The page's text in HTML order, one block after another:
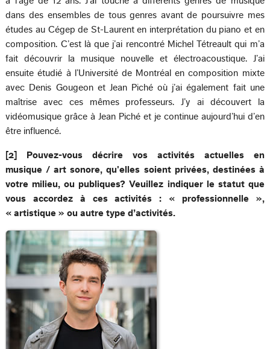
dans des ensembles de tous genres avant de poursuivre mes
études au Cégep de St-Laurent en interprétation du piano et en
composition. C’est là que j’ai rencontré Michel Tétreault qui m’a
fait découvrir la musique nouvelle et électroacoustique. J’ai
ensuite étudié à l’Université de Montréal en composition mixte
avec Denis Gougeon et Jean Piché où j’ai également fait une
maîtrise avec ces mêmes professeurs. J’y ai découvert la
vidéomusique grâce à Jean Piché et je continue aujourd’hui d’en
être influencé.
[2] Pouvez-vous décrire vos activités actuelles en
musique / art sonore, qu'elles soient privées, destinées à
votre milieu, ou publiques? Veuillez indiquer le statut que
vous accordez à ces activités : « professionnelle »,
« artistique » ou autre type d’activités.